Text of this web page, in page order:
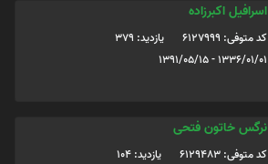
اسرافیل اکبرزاده
کد متوفی: 6127999
یازدید: 379
1336/01/01 - 1391/05/15
نرگس خاتون فتحی
کد متوفی: 6129483
یازدید: 104